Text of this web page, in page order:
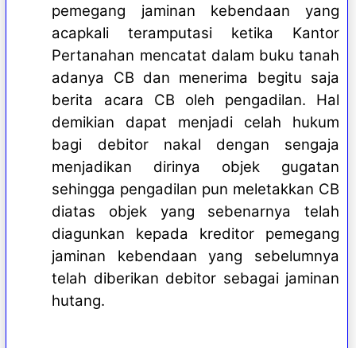
pemegang jaminan kebendaan yang
acapkali teramputasi ketika Kantor
Pertanahan mencatat dalam buku tanah
adanya CB dan menerima begitu saja
berita acara CB oleh pengadilan. Hal
demikian dapat menjadi celah hukum
bagi debitor nakal dengan sengaja
menjadikan dirinya objek gugatan
sehingga pengadilan pun meletakkan CB
diatas objek yang sebenarnya telah
diagunkan kepada kreditor pemegang
jaminan kebendaan yang sebelumnya
telah diberikan debitor sebagai jaminan
hutang.